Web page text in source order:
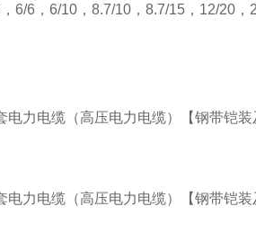
6/6，6/10，8.7/10，8.7/15，12/20，
力电缆（高压电力电缆）【钢带铠装
力电缆（高压电力电缆）【钢带铠装